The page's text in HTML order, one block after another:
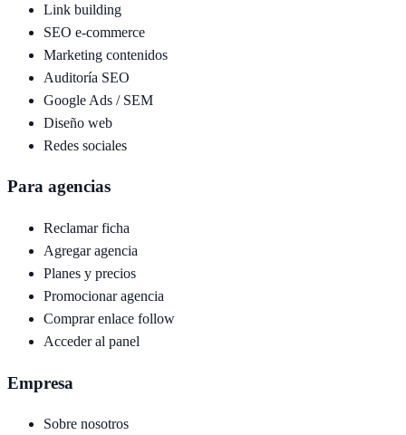
Link building
SEO e-commerce
Marketing contenidos
Auditoría SEO
Google Ads / SEM
Diseño web
Redes sociales
Para agencias
Reclamar ficha
Agregar agencia
Planes y precios
Promocionar agencia
Comprar enlace follow
Acceder al panel
Empresa
Sobre nosotros